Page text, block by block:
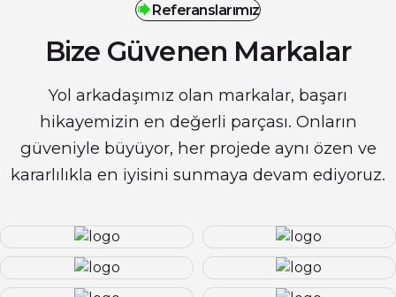
Referanslarımız
Bize Güvenen Markalar
Yol arkadaşımız olan markalar, başarı
hikayemizin en değerli parçası. Onların
güveniyle büyüyor, her projede aynı özen ve
kararlılıkla en iyisini sunmaya devam ediyoruz.